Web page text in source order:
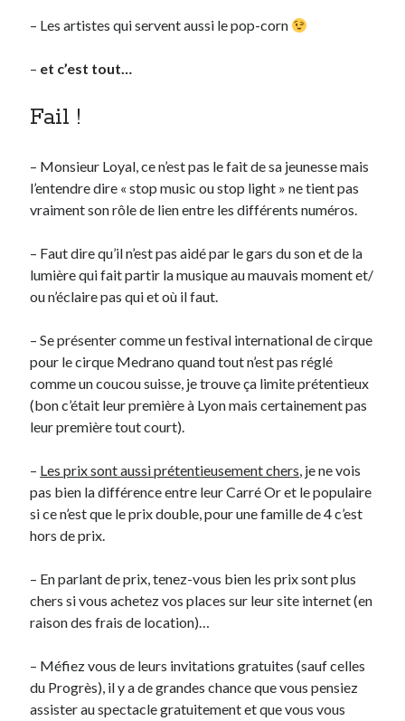
Comment j’ai opéré ma vélorution toute personnelle
On parle de quoi ?
A Lyon
Bon plan du dimanche
Daddy
Engagé
Geek
Humeur
Lectures
Lyon
Lyon à Livre Ouvert
Mini-monsieur
Parole de Follower
Patchwork
Photos
Post inutile
Sons
Sorties cuculturelles
Tavukoi
– Les artistes qui servent aussi le pop-corn
– et c’est tout…
Fail !
– Monsieur Loyal, ce n’est pas le fait de sa jeunesse mais
l’entendre dire « stop music ou stop light » ne tient pas
vraiment son rôle de lien entre les différents numéros.
– Faut dire qu’il n’est pas aidé par le gars du son et de la
lumière qui fait partir la musique au mauvais moment et/
ou n’éclaire pas qui et où il faut.
– Se présenter comme un festival international de cirque
pour le cirque Medrano quand tout n’est pas réglé
comme un coucou suisse, je trouve ça limite prétentieux
(bon c’était leur première à Lyon mais certainement pas
leur première tout court).
– Les prix sont aussi prétentieusement chers, je ne vois
pas bien la différence entre leur Carré Or et le populaire
si ce n’est que le prix double, pour une famille de 4 c’est
hors de prix.
– En parlant de prix, tenez-vous bien les prix sont plus
chers si vous achetez vos places sur leur site internet (en
raison des frais de location)…
– Méfiez vous de leurs invitations gratuites (sauf celles
du Progrès), il y a de grandes chance que vous pensiez
assister au spectacle gratuitement et que vous vous